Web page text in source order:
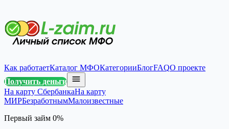
Как работаетКаталог МФОКатегорииБлогFAQО проекте
Получить деньги
На карту СбербанкаНа карту
МИРБезработнымМалоизвестные
Первый займ 0%